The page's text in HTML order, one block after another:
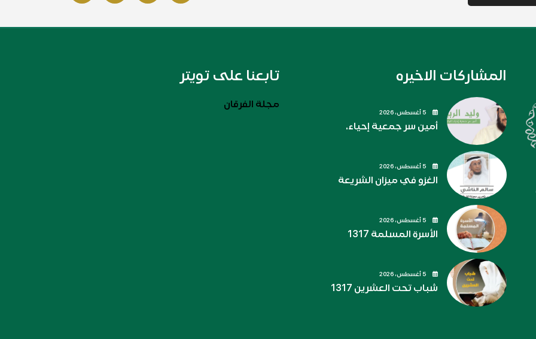
المشاركات الاخيره
أمين سر جمعية إحياء.
الغزو في ميزان الشريعة
الأسرة المسلمة 1317
شباب تحت العشرين 1317
تابعنا على تويتر
مجلة الفرقان